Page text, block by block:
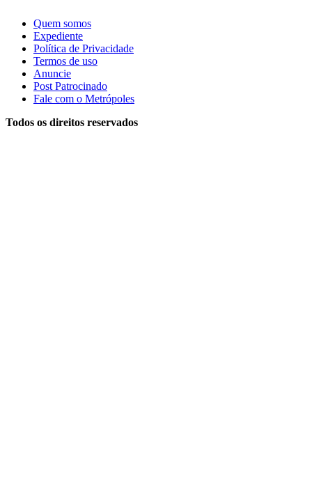
Quem somos
Expediente
Política de Privacidade
Termos de uso
Anuncie
Post Patrocinado
Fale com o Metrópoles
Todos os direitos reservados